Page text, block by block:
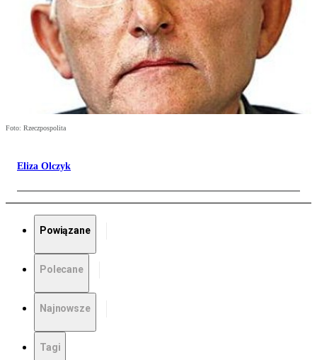
Foto: Rzeczpospolita
Eliza Olczyk
Powiązane
Polecane
Najnowsze
Tagi